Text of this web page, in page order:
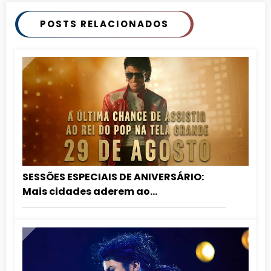
POSTS RELACIONADOS
SESSÕES ESPECIAIS DE ANIVERSÁRIO:
Mais cidades aderem ao
relançamento de MICHAEL nos